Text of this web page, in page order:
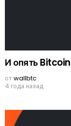
И опять
отwallbtc
4 года назад